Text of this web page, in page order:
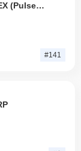
HEX (Pulsechain)
#141